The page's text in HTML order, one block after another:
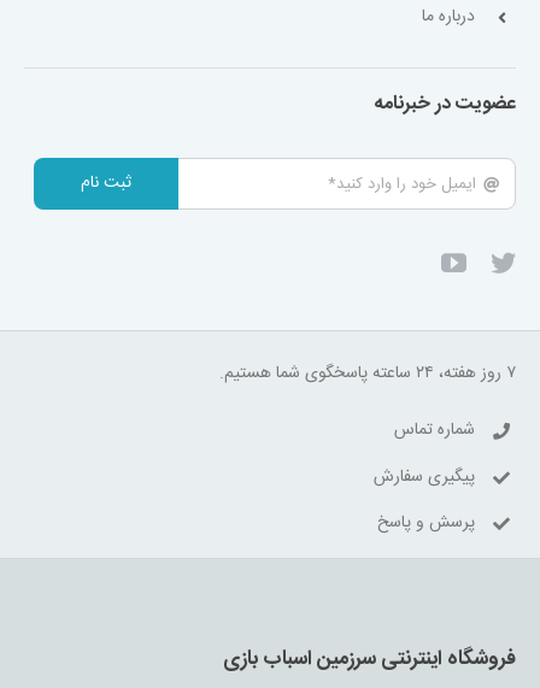
درباره ما
عضویت در خبرنامه
ثبت نام
۷ روز هفته، ۲۴ ساعته پاسخگوی شما هستیم.
شماره تماس
پیگیری سفارش
پرسش و پاسخ
فروشگاه اینترنتی سرزمین اسباب بازی